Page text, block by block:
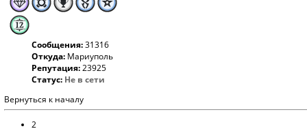
Сообщения:31316
Откуда: Мариуполь
Репутация:23925
Статус: Не в сети
Вернуться к началу
2